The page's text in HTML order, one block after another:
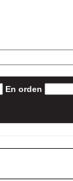
En orden